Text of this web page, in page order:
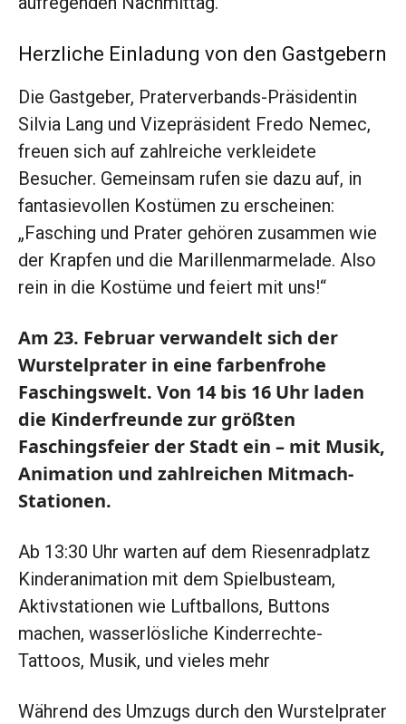
Herzliche Einladung von den Gastgebern
Die Gastgeber, Praterverbands-Präsidentin
Silvia Lang und Vizepräsident Fredo Nemec,
freuen sich auf zahlreiche verkleidete
Besucher. Gemeinsam rufen sie dazu auf, in
fantasievollen Kostümen zu erscheinen:
„Fasching und Prater gehören zusammen wie
der Krapfen und die Marillenmarmelade. Also
rein in die Kostüme und feiert mit uns!“
Am 23. Februar verwandelt sich der
Wurstelprater in eine farbenfrohe
Faschingswelt. Von 14 bis 16 Uhr laden
die Kinderfreunde zur größten
Faschingsfeier der Stadt ein – mit Musik,
Animation und zahlreichen Mitmach-
Stationen.
Ab 13:30 Uhr warten auf dem Riesenradplatz
Kinderanimation mit dem Spielbusteam,
Aktivstationen wie Luftballons, Buttons
machen, wasserlösliche Kinderrechte-
Tattoos, Musik, und vieles mehr
Während des Umzugs durch den Wurstelprater